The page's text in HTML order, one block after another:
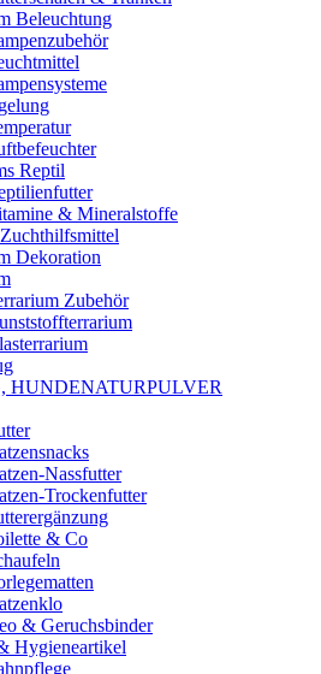
Beleuchtung
Reptil
& Mineralstoffe
Dekoration
Zubehör
HUNDENATURPULVER
Nassfutter
Trockenfutter
& Co
& Geruchsbinder
Hygieneartikel